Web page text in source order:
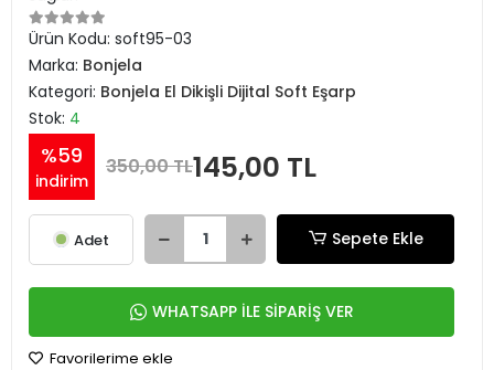
Ürün Kodu: soft95-03
Marka: Bonjela
Kategori: Bonjela El Dikişli Dijital Soft Eşarp
Stok: 4
%59
indirim
350,00 TL145,00 TL
Adet Sepete Ekle
WHATSAPP İLE SİPARİŞ VER
Favorilerime ekle